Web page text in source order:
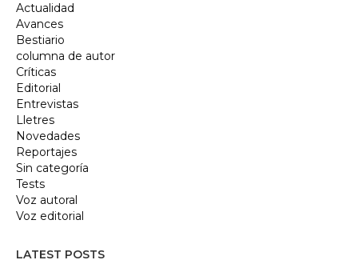
Actualidad
Avances
Bestiario
columna de autor
Críticas
Editorial
Entrevistas
Lletres
Novedades
Reportajes
Sin categoría
Tests
Voz autoral
Voz editorial
LATEST POSTS